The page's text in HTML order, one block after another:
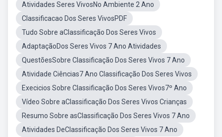
Atividades Seres VivosNo Ambiente 2 Ano
Classificacao Dos Seres VivosPDF
Tudo Sobre aClassificação Dos Seres Vivos
AdaptaçãoDos Seres Vivos 7 Ano Atividades
QuestõesSobre Classificação Dos Seres Vivos 7 Ano
Atividade Ciências7 Ano Classificação Dos Seres Vivos
Execicios Sobre Classificação Dos Seres Vivos7º Ano
Vídeo Sobre aClassificação Dos Seres Vivos Crianças
Resumo Sobre asClassificação Dos Seres Vivos 7 Ano
Atividades DeClassificação Dos Seres Vivos 7 Ano